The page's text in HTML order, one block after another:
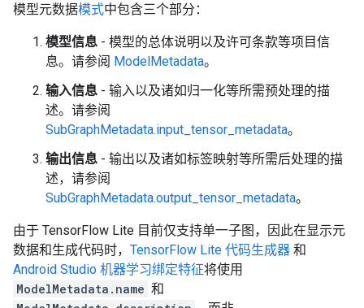
模型元数据模式中包含三个部分：
模型信息 - 模型的总体说明以及许可条款等项目信
息。请参阅 ModelMetadata。
输入信息 - 输入以及诸如归一化等所需预处理的描
述。请参阅
SubGraphMetadata.input_tensor_metadata。
输出信息 - 输出以及诸如标签映射等所需后处理的描
述，请参阅
SubGraphMetadata.output_tensor_metadata。
由于 TensorFlow Lite 目前仅支持单一子图，因此在显示元
数据和生成代码时， TensorFlow Lite 代码生成器 和
Android Studio 机器学习绑定特征将使用
ModelMetadata.name 和